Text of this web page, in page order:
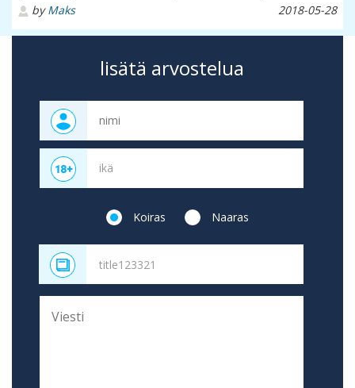
byMaks 2018-05-28
lisätä arvostelua
Koiras Naaras